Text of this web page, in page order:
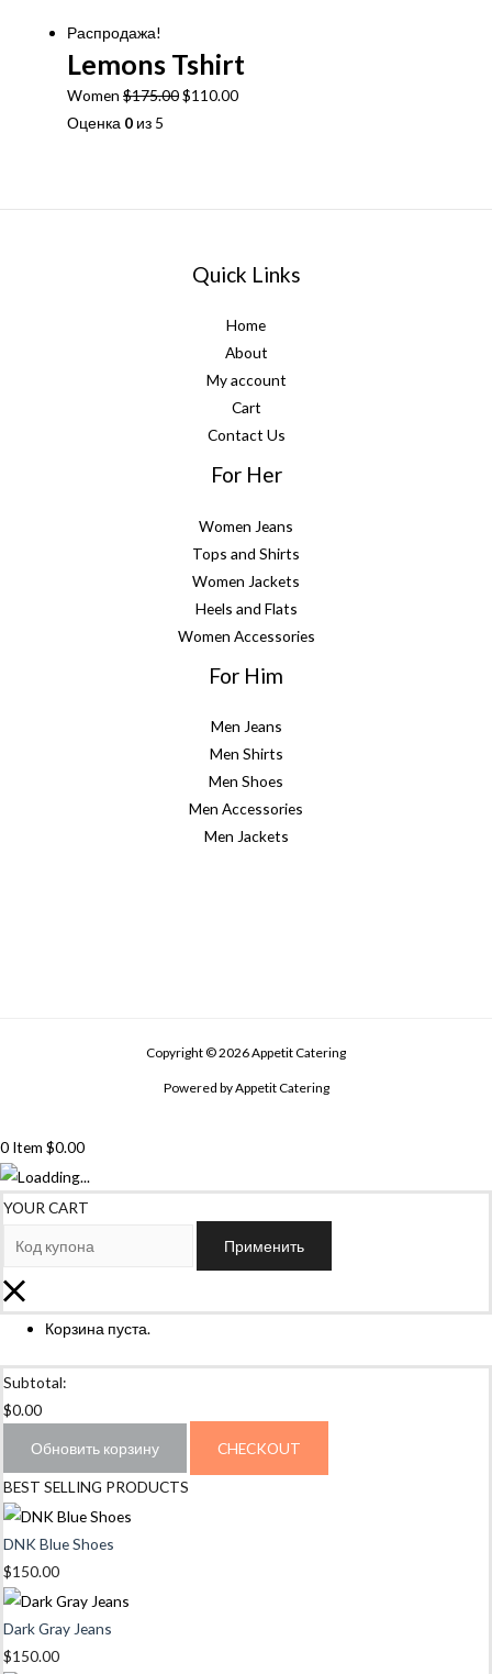
Распродажа!
Lemons Tshirt
Women$175.00Первоначальная
$110.00Текущая
Оценка 0 из 5
Quick Links
Home
About
My account
Cart
Contact Us
For Her
Women Jeans
Tops and Shirts
Women Jackets
Heels and Flats
Women Accessories
For Him
Men Jeans
Men Shirts
Men Shoes
Men Accessories
Men Jackets
Copyright © 2026 Appetit Catering
Powered by Appetit Catering
0 Item $0.00
YOUR CART
Применить
Корзина пуста.
Subtotal:
$0.00
Обновить корзину CHECKOUT
BEST SELLING PRODUCTS
DNK Blue Shoes
$150.00
Dark Gray Jeans
$150.00